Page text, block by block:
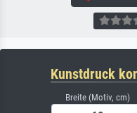
Kunstdruck
Breite (Motiv, cm)